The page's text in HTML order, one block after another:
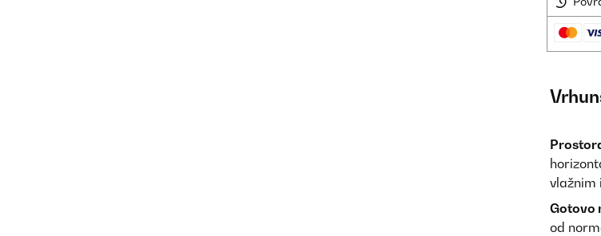
vlažnim
Gotovo
od